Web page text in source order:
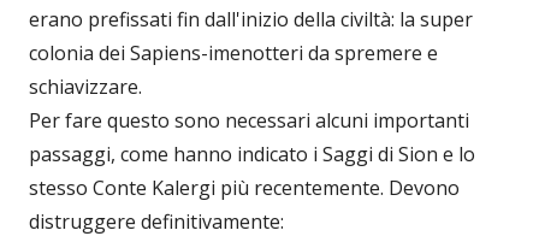
erano prefissati fin dall'inizio della civiltà: la super
colonia dei Sapiens-imenotteri da spremere e
schiavizzare.
Per fare questo sono necessari alcuni importanti
passaggi, come hanno indicato i Saggi di Sion e lo
stesso Conte Kalergi più recentemente. Devono
distruggere definitivamente: